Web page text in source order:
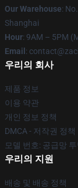
Our Warehouse:
Shanghai
Hour: 9AM – 5PM
Email :
우리의 회사
제품 정보
이용 약관
개인 정보 정책
DMCA - 저작권 정책
모델 번호: 공급망
우리의 지원
배송 및 배송 정책